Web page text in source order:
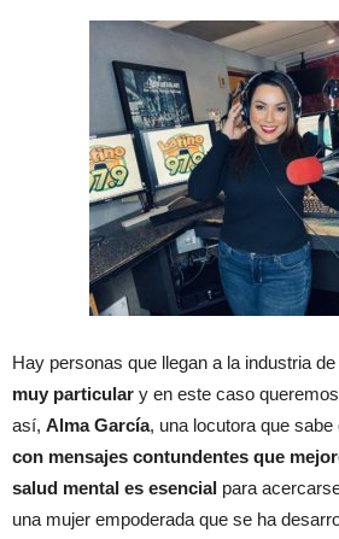
Hay personas que llegan a la industria
muy particular y en este caso
así, Alma García, una locutora que sabe
con mensajes contundentes que
salud mental es esencial para
una mujer empoderada que se ha